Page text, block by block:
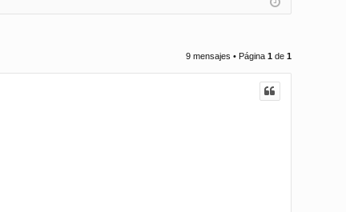
rs
e
9 mensajes • Página 1de 1